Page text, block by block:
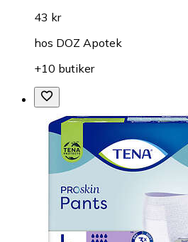
43 kr
hos DOZ Apotek
+10 butiker